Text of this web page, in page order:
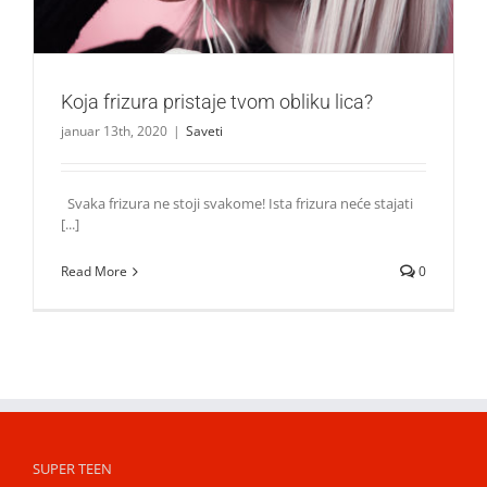
Koja frizura pristaje tvom obliku lica?
januar 13th, 2020 | Saveti
Svaka frizura ne stoji svakome! Ista frizura neće stajati
[...]
Read More 0
SUPER TEEN